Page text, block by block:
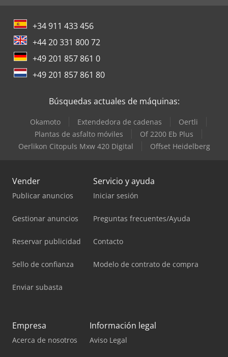
+34 911 433 456
+44 20 331 800 72
+49 201 857 861 0
+49 201 857 861 80
Búsquedas actuales de máquinas:
Okamoto Extendedora de cadenas
Oertli
Plantas de asfalto móviles
Of 2200 Eb Plus
Oerlikon Citopuls Mxw 420 Digital
Offset Heidelberg
Vender
Publicar anuncios
Gestionar anuncios
Reservar publicidad
Sello de confianza
Enviar subasta
Servicio y ayuda
Iniciar sesión
Preguntas frecuentes/Ayuda
Contacto
Modelo de contrato de compra
Empresa
Acerca de nosotros
Información legal
Aviso Legal